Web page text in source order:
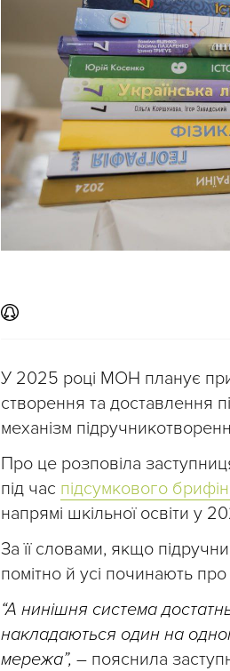
У 2025 році МОН планує
створення та доставлення
механізм
Про це розповіла
під час підсумкового
напрямі шкільної освіти у
За її словами, якщо
помітно й усі починають
“А нинішня система
накладаються один на
мережа”, – пояснила